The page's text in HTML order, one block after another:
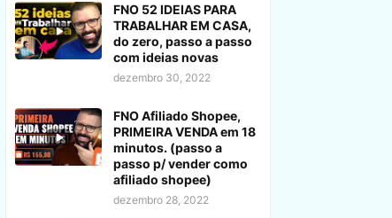
FNO 52 IDEIAS PARA
TRABALHAR EM CASA,
do zero, passo a passo
com ideias novas
dezembro 30, 2022
FNO Afiliado Shopee,
PRIMEIRA VENDA em 18
minutos. (passo a
passo p/ vender como
afiliado shopee)
dezembro 28, 2022